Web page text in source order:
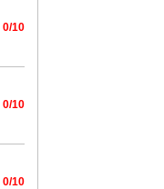
0/10
0/10
0/10